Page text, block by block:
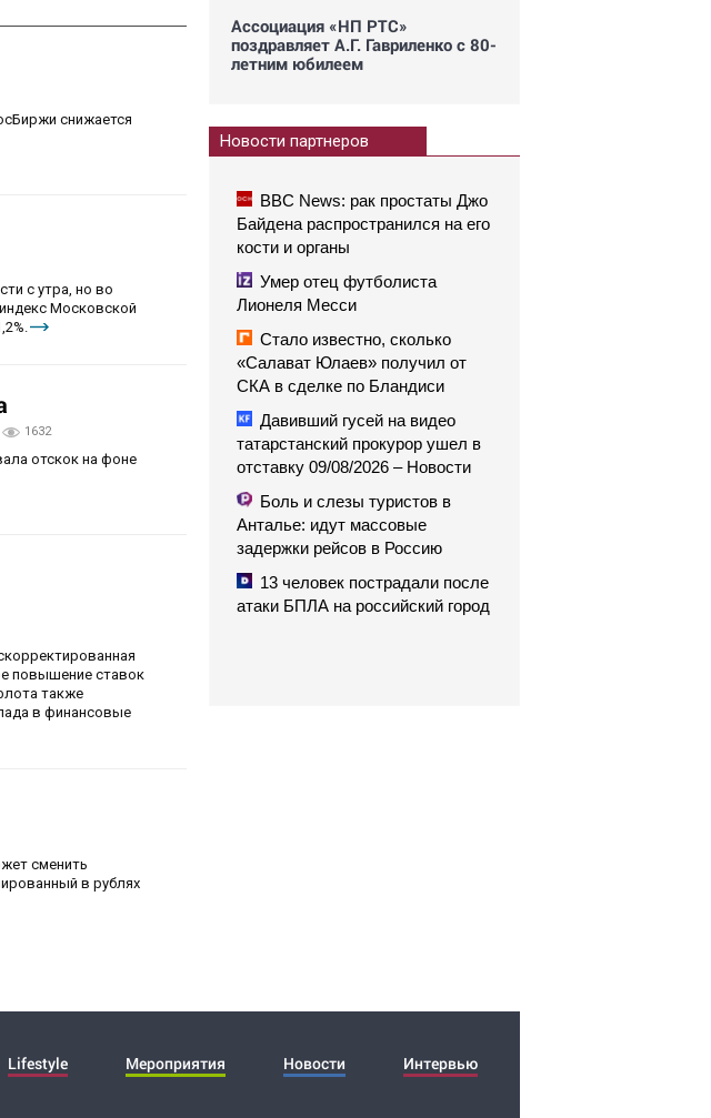
снижается
с утра, но во
Московской
1632
отскок на фоне
повышение ставок
также
в финансовые
сменить
в рублях
Ассоциация «НП РТС»
поздравляет А.Г. Гавриленко с 80-
летним юбилеем
Новости партнеров
BBC News: рак простаты Джо
Байдена распространился на его
кости и органы
Умер отец футболиста
Лионеля Месси
Стало известно, сколько
«Салават Юлаев» получил от
СКА в сделке по Бландиси
Давивший гусей на видео
татарстанский прокурор ушел в
отставку 09/08/2026 – Новости
Боль и слезы туристов в
Анталье: идут массовые
задержки рейсов в Россию
13 человек пострадали после
атаки БПЛА на российский город
Lifestyle Мероприятия Новости Интервью